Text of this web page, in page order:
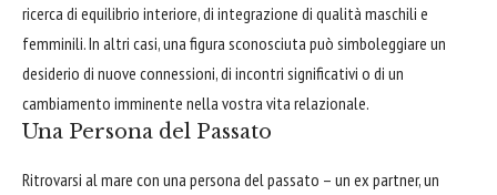
ricerca di equilibrio interiore, di integrazione di qualità maschili e
femminili. In altri casi, una figura sconosciuta può simboleggiare un
desiderio di nuove connessioni, di incontri significativi o di un
cambiamento imminente nella vostra vita relazionale.
Una Persona del Passato
Ritrovarsi al mare con una persona del passato – un ex partner, un